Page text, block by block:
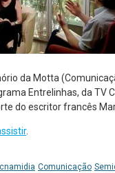
da Motta
Entrelinhas, da TV
do escritor francês
.
Comunicação